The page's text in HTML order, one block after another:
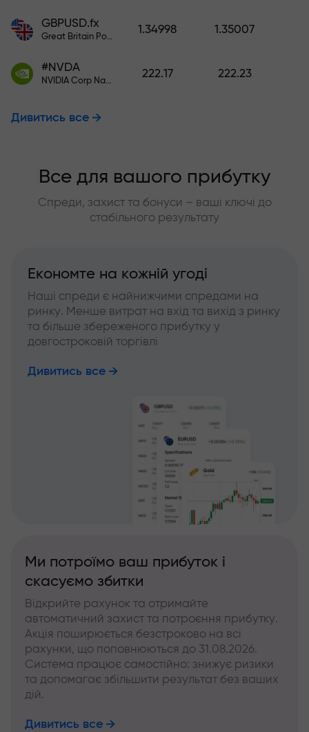
GBPUSD.fx
Great Britain Pound vs US Dollar
1.34998 1.35007
#NVDA
NVIDIA Corp Nasdaq Stock Exchange (Nasdaq) USD
222.17 222.23
Дивитись все
Все для вашого прибутку
Спреди, захист та бонуси – ваші ключі до
стабільного результату
Економте на кожній угоді
Наші спреди є найнижчими спредами на
ринку. Менше витрат на вхід та вихід з ринку
та більше збереженого прибутку у
довгостроковій торгівлі
Дивитись все
Ми потроїмо ваш прибуток і
скасуємо збитки
Відкрийте рахунок та отримайте
автоматичний захист та потроєння прибутку.
Акція поширюється безстроково на всі
рахунки, що поповнюються до 31.08.2026.
Система працює самостійно: знижує ризики
та допомагає збільшити результат без ваших
дій.
Дивитись все